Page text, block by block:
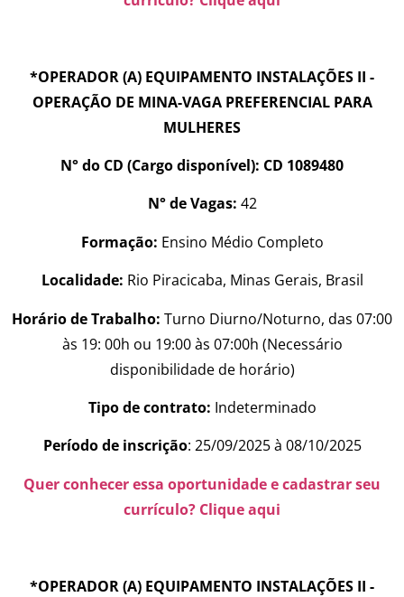
*OPERADOR (A) EQUIPAMENTO INSTALAÇÕES II -
OPERAÇÃO DE MINA-VAGA PREFERENCIAL PARA
MULHERES
N° do CD (Cargo disponível): CD 1089480
N° de Vagas: 42
Formação: Ensino Médio Completo
Localidade: Rio Piracicaba, Minas Gerais, Brasil
Horário de Trabalho: Turno Diurno/Noturno, das 07:00
às 19: 00h ou 19:00 às 07:00h (Necessário
disponibilidade de horário)
Tipo de contrato: Indeterminado
Período de inscrição: 25/09/2025 à 08/10/2025
Quer conhecer essa oportunidade e cadastrar seu
currículo? Clique aqui
*OPERADOR (A) EQUIPAMENTO INSTALAÇÕES II -